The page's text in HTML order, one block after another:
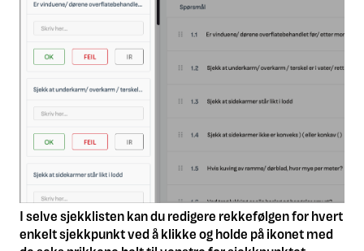
I selve sjekklisten kan du redigere rekkefølgen for hvert
enkelt sjekkpunkt ved å klikke og holde på ikonet med